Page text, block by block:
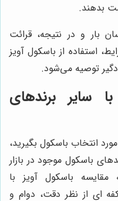
بدهند.
بار و در نتیجه، قرائت
استفاده از باسکول آویز
توصیه می‌شود.
سایر برندهای
انتخاب باسکول بگیرید،
باسکول موجود در بازار
باسکول آویز با
ای از نظر دقت، دوام و